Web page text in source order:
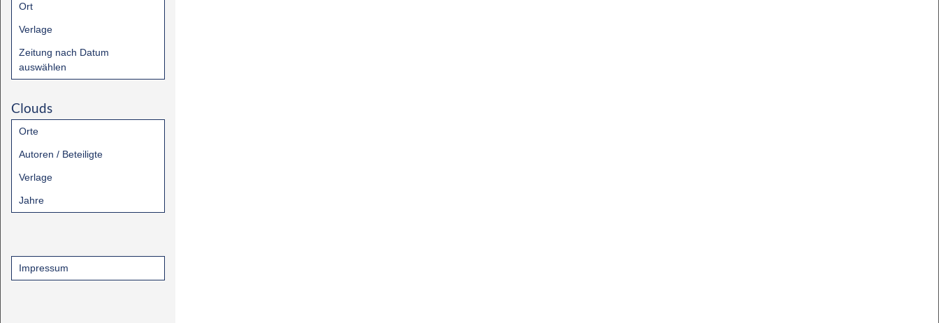
Ort
Verlage
Zeitung nach Datum
auswählen
Clouds
Orte
Autoren / Beteiligte
Verlage
Jahre
Impressum